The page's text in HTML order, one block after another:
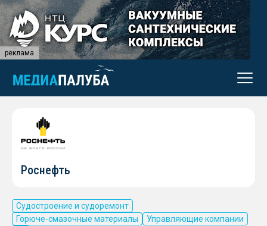
реклама
Роснефть
Судостроение и судоремонт
Горюче-смазочные материалы
Управляющие компании